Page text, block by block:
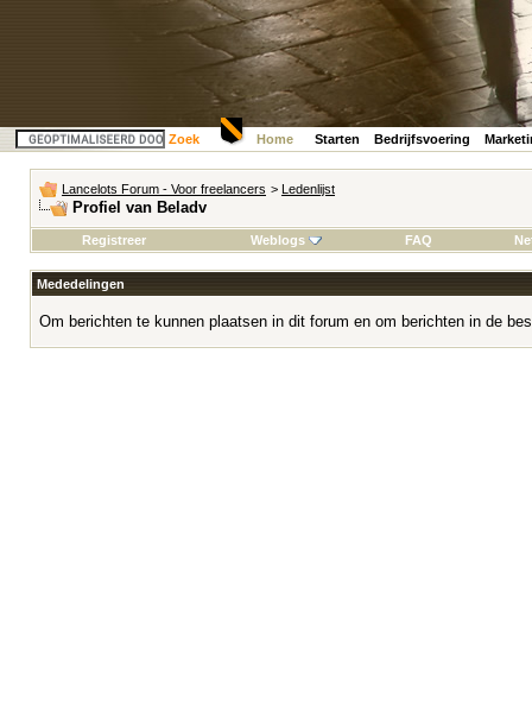
Zoek Home Starten Bedrijfsvoering
Lancelots Forum - Voor freelancers > Ledenlijst
Profiel van Beladv
Registreer Weblogs FAQ
Mededelingen
Om berichten te kunnen plaatsen in dit forum en om berichten in de